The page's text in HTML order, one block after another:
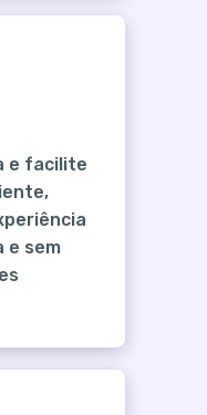
e facilite
e sem